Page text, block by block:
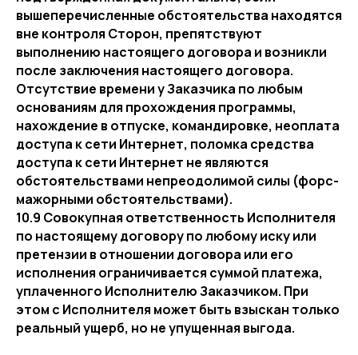
вышеперечисленные обстоятельства находятся
вне контроля Сторон, препятствуют
выполнению настоящего договора и возникли
после заключения настоящего договора.
Отсутствие времени у Заказчика по любым
основаниям для прохождения программы,
нахождение в отпуске, командировке, неоплата
доступа к сети Интернет, поломка средства
доступа к сети Интернет не являются
обстоятельствами непреодолимой силы (форс-
мажорными обстоятельствами).
10.9 Совокупная ответственность Исполнителя
по настоящему договору по любому иску или
претензии в отношении договора или его
исполнения ограничивается суммой платежа,
уплаченного Исполнителю Заказчиком. При
этом с Исполнителя может быть взыскан только
реальный ущерб, но не упущенная выгода.